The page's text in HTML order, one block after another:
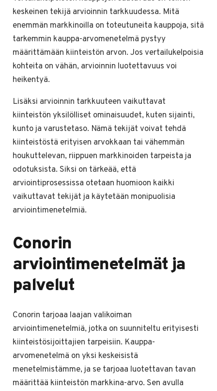
keskeinen tekijä arvioinnin tarkkuudessa. Mitä
enemmän markkinoilla on toteutuneita kauppoja, sitä
tarkemmin kauppa-arvomenetelmä pystyy
määrittämään kiinteistön arvon. Jos vertailukelpoisia
kohteita on vähän, arvioinnin luotettavuus voi
heikentyä.
Lisäksi arvioinnin tarkkuuteen vaikuttavat
kiinteistön yksilölliset ominaisuudet, kuten sijainti,
kunto ja varustetaso. Nämä tekijät voivat tehdä
kiinteistöstä erityisen arvokkaan tai vähemmän
houkuttelevan, riippuen markkinoiden tarpeista ja
odotuksista. Siksi on tärkeää, että
arviointiprosessissa otetaan huomioon kaikki
vaikuttavat tekijät ja käytetään monipuolisia
arviointimenetelmiä.
Conorin
arviointimenetelmät ja
palvelut
Conorin tarjoaa laajan valikoiman
arviointimenetelmiä, jotka on suunniteltu erityisesti
kiinteistösijoittajien tarpeisiin. Kauppa-
arvomenetelmä on yksi keskeisistä
menetelmistämme, ja se tarjoaa luotettavan tavan
määrittää kiinteistön markkina-arvo. Sen avulla